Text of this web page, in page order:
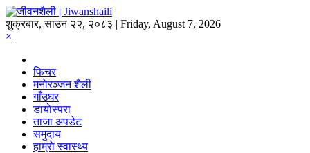
शुक्रबार, साउन २२, २०८३ | Friday, August 7, 2026
×
फिचर
मनाेरञ्जन शैली
गाँउघर
डायाेस्परा
ताजा अपडेट
समुदाय
हाम्राे स्वास्थ्य